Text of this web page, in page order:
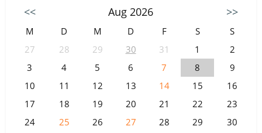
<<
Aug 2026 >>
M D M D F S
S
27
28 29 30 31 1
2
3
4 5 6 7 8
9
10
11 12 13 14 15
16
17
18 19 20 21 22
23
24
25 26 27 28 29
30